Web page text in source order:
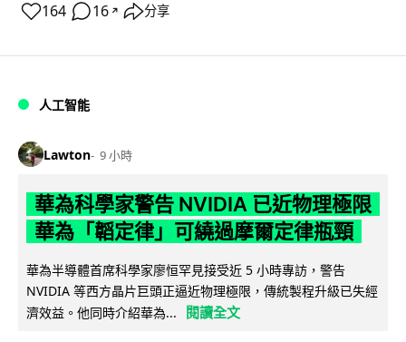
164 16 ↗ 分享
人工智能
Lawton 9 小時
華為科學家警告 NVIDIA 已近物理極限
華為「韜定律」可繞過摩爾定律瓶頸
華為半導體首席科學家廖恒罕見接受近 5 小時專訪，警告
NVIDIA 等西方晶片巨頭正逼近物理極限，傳統製程升級已失經
濟效益。他同時介紹華為...
閱讀全文